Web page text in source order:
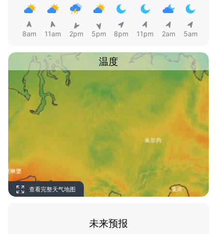
8am 11am 2pm 5pm 8pm 11pm 2am 5am
温度
查看完整天气地图
未来预报